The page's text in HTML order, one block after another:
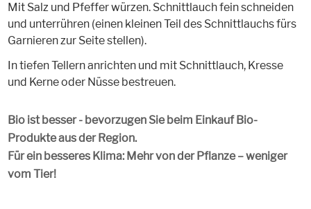
Mit Salz und Pfeffer würzen. Schnittlauch fein schneiden
und unterrühren (einen kleinen Teil des Schnittlauchs fürs
Garnieren zur Seite stellen).
In tiefen Tellern anrichten und mit Schnittlauch, Kresse
und Kerne oder Nüsse bestreuen.
Bio ist besser - bevorzugen Sie beim Einkauf Bio-
Produkte aus der Region.
Für ein besseres Klima: Mehr von der Pflanze – weniger
vom Tier!